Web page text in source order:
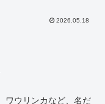
2026.05.18
ワウリンカなど、名だ